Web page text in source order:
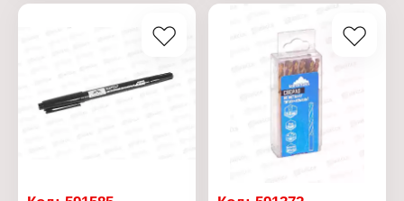
Длина: 11,3 мм
Ширина: 0,7 мм
Материал: сталь
Количество: 1000 шт
Упаковка: в коробке